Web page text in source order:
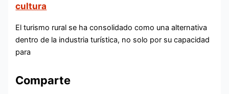
cultura
El turismo rural se ha consolidado como una alternativa
dentro de la industria turística, no solo por su capacidad
para
Comparte